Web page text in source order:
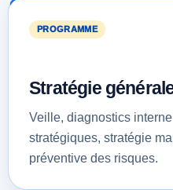
PROGRAMME
Stratégie
Veille, diagnostics
stratégiques, stratégie
préventive des risques.